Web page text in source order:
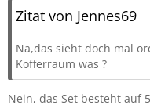
Zitat von Jennes69
Na,das sieht doch mal
Kofferraum was ?
Nein, das Set besteht auf